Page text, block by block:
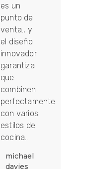
es un
punto de
venta., y
el diseño
innovador
garantiza
que
combinen
perfectamente
con varios
estilos de
cocina..
michael
davies